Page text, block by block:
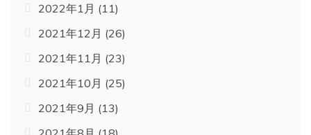
2022年1月 (11)
2021年12月 (26)
2021年11月 (23)
2021年10月 (25)
2021年9月 (13)